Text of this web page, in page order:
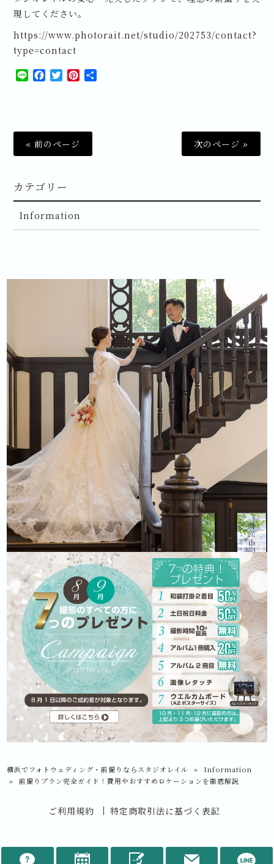
現してください。
https://www.photorait.net/studio/202753/contact?
type=contact
LineFacebook
TwitterPinterest
共
« 前のページ 次のページ »
カテゴリー
Information
横浜でフォトウェディング・前撮りならスタジオレイル »
Information
»
前撮りプラン完全ガイド！費用やおすすめロケーションを徹底解説
ご利用規約 特定商取引法に基づく表記